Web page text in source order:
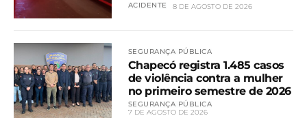
ACIDENTE 8 DE AGOSTO DE 2026
SEGURANÇA PÚBLICA
Chapecó registra 1.485 casos
de violência contra a mulher
no primeiro semestre de 2026
SEGURANÇA PÚBLICA
7 DE AGOSTO DE 2026